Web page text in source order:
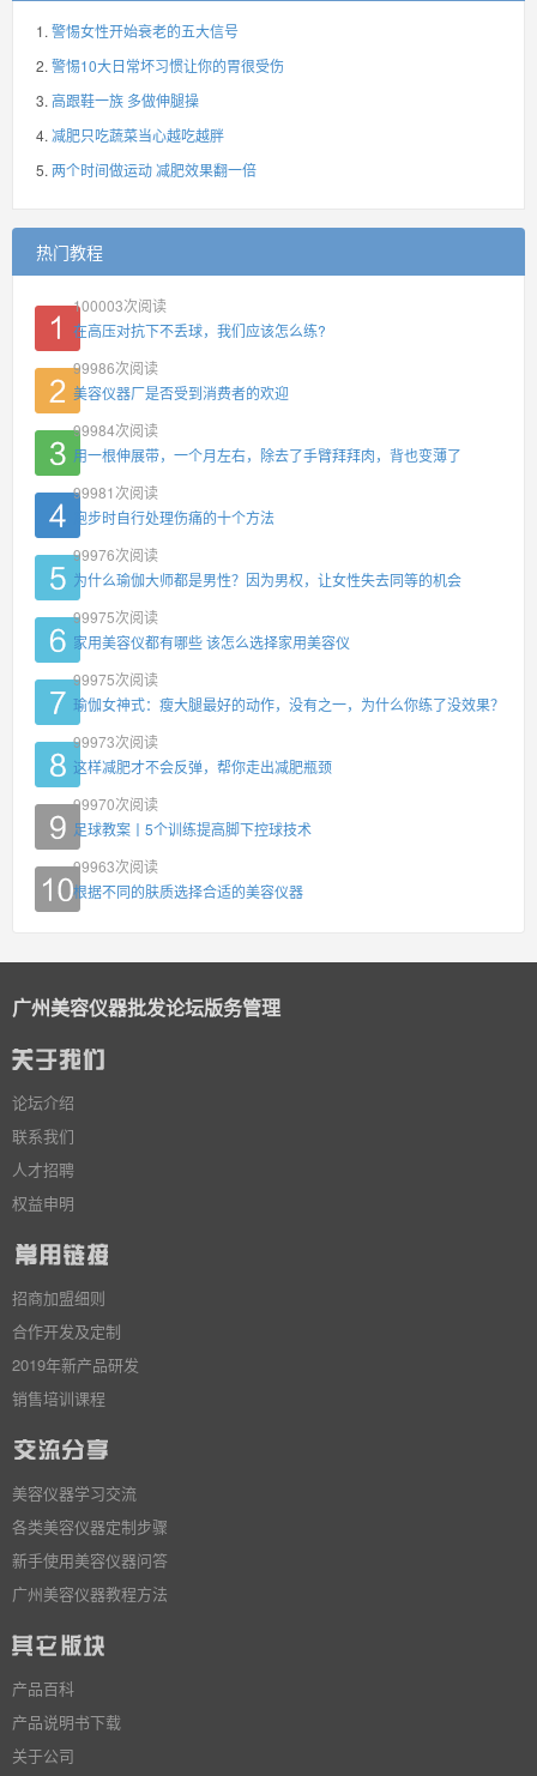
警惕女性开始衰老的五大信号
警惕10大日常坏习惯让你的胃很受伤
高跟鞋一族 多做伸腿操
减肥只吃蔬菜当心越吃越胖
两个时间做运动 减肥效果翻一倍
热门教程
100003次阅读
在高压对抗下不丢球，我们应该怎么练?
99986次阅读
美容仪器厂是否受到消费者的欢迎
99984次阅读
用一根伸展带，一个月左右，除去了手臂拜拜肉，背也变薄了
99981 次阅读
跑步时自行处理伤痛的十个方法
99976次阅读
为什么瑜伽大师都是男性？因为男权，让女性失去同等的机会
99975次阅读
家用美容仪都有哪些 该怎么选择家用美容仪
99975次阅读
瑜伽女神式：瘦大腿最好的动作，没有之一，为什么你练了没效果？
99973次阅读
这样减肥才不会反弹，帮你走出减肥瓶颈
99970次阅读
足球教案丨5个训练提高脚下控球技术
99963次阅读
根据不同的肤质选择合适的美容仪器
广州美容仪器批发论坛版务管理
论坛介绍
联系我们
人才招聘
权益申明
招商加盟细则
合作开发及定制
2019年新产品研发
销售培训课程
美容仪器学习交流
各类美容仪器定制步骤
新手使用美容仪器问答
广州美容仪器教程方法
产品百科
产品说明书下载
关于公司